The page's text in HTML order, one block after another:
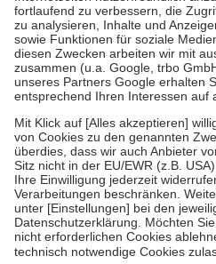
Prozent des Abgabepreises,
höchstens zehn Euro.Es sind jedoch
Kosten der Leistung zu entrichten.
Diese Regeln gelten grundsätzlich
Bei Heilmitteln und häuslicher
Zuzahlung zehn Prozent der Kosten
Verordnung.
Um das Engagement der
stärken und die besondere Stellung
fallenkeine Zuzahlungenan bei:
• Kindern und Jugendlichen bis
mit Ausnahme der Fahrkosten
• Untersuchungen zur Vorsorge
GKV getragen werden